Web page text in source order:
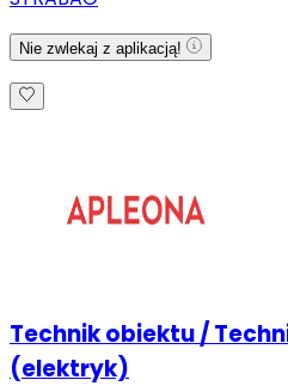
Nie zwlekaj z aplikacją!
Technik obiektu /
(elektryk)